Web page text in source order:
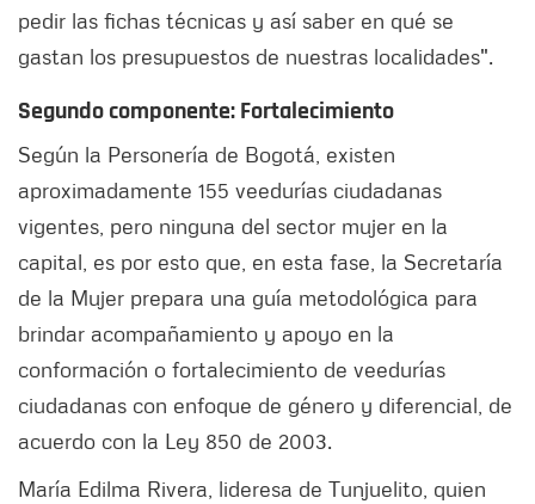
pedir las fichas técnicas y así saber en qué se
gastan los presupuestos de nuestras localidades".
Segundo componente: Fortalecimiento
Según la Personería de Bogotá, existen
aproximadamente 155 veedurías ciudadanas
vigentes, pero ninguna del sector mujer en la
capital, es por esto que, en esta fase, la Secretaría
de la Mujer prepara una guía metodológica para
brindar acompañamiento y apoyo en la
conformación o fortalecimiento de veedurías
ciudadanas con enfoque de género y diferencial, de
acuerdo con la Ley 850 de 2003.
María Edilma Rivera, lideresa de Tunjuelito, quien